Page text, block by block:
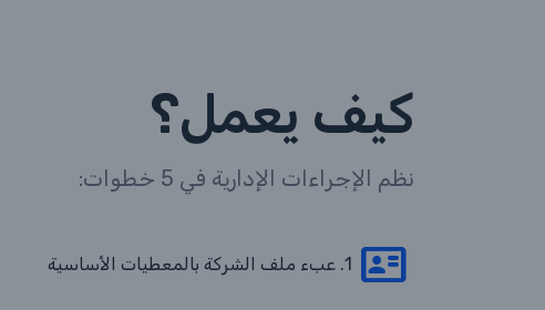
كيف يعمل؟
نظم الإجراءات الإدارية في 5 خطوات:
1. عبء ملف الشركة بالمعطيات الأساسية